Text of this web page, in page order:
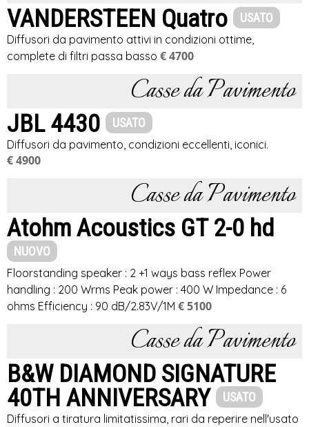
VANDERSTEEN Quatro USATO
Diffusori da pavimento attivi in condizioni ottime,
complete di filtri passa basso € 4700
Casse da Pavimento
JBL 4430 USATO
Diffusori da pavimento, condizioni eccellenti, iconici.
€ 4900
Casse da Pavimento
Atohm Acoustics GT 2-0 hd
NUOVO
Floorstanding speaker : 2 +1 ways bass reflex Power
handling : 200 Wrms Peak power : 400 W Impedance : 6
ohms Efficiency : 90 dB/2.83V/1M € 5100
Casse da Pavimento
B&W DIAMOND SIGNATURE
40TH ANNIVERSARY
USATO
Diffusori a tiratura limitatissima, rari da reperire nell'usato